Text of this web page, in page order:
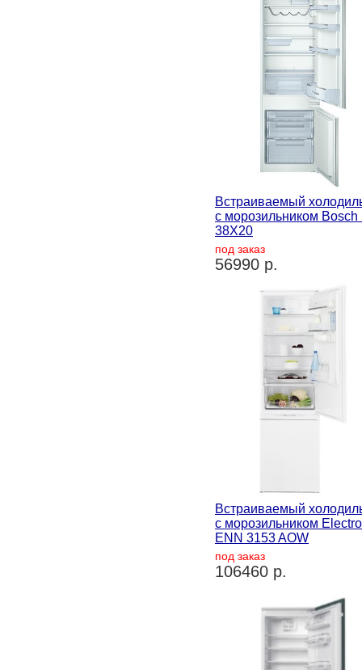
Встраиваемый
с морозильником Bosch
38X20
под заказ
56990 р.
Встраиваемый
с морозильником
ENN 3153 AOW
под заказ
106460 р.